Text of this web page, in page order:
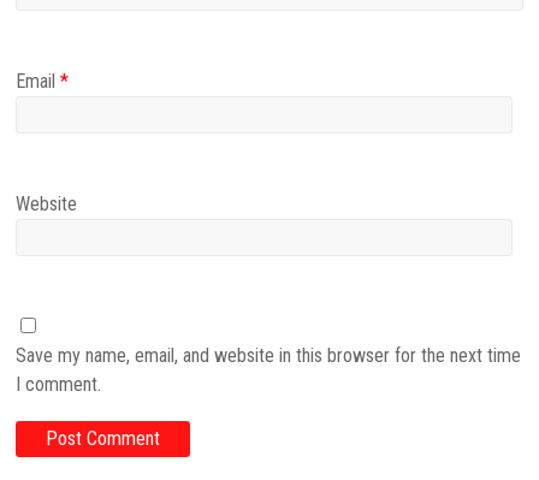
Email*
Website
Save my name, email, and website in this browser for the next time
I comment.